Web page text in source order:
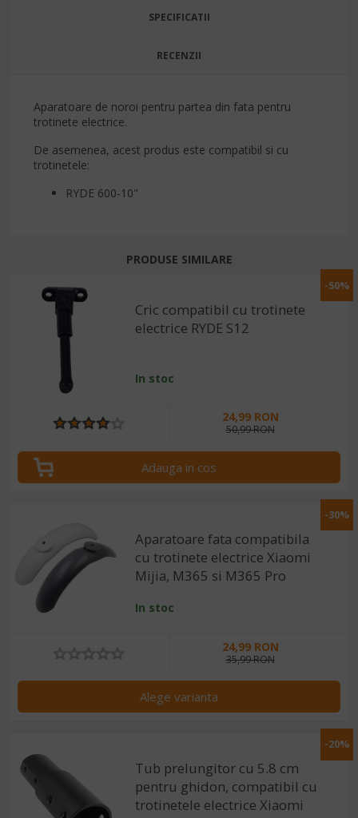
SPECIFICATII
RECENZII
Aparatoare de noroi pentru partea din fata pentru
trotinete electrice.
De asemenea, acest produs este compatibil si cu
trotinetele:
RYDE 600-10"
PRODUSE SIMILARE
-50%
Cric compatibil cu trotinete
electrice RYDE S12
In stoc
24,99 RON
50,99 RON
Adauga in cos
-30%
Aparatoare fata compatibila
cu trotinete electrice Xiaomi
Mijia, M365 si M365 Pro
In stoc
24,99 RON
35,99 RON
Alege varianta
-20%
Tub prelungitor cu 5.8 cm
pentru ghidon, compatibil cu
trotinetele electrice Xiaomi